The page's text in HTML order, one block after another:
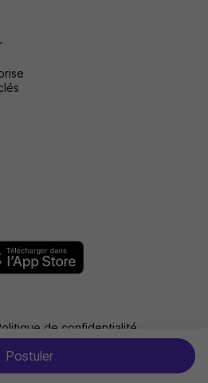
Postuler
de confidentialité
: non conforme